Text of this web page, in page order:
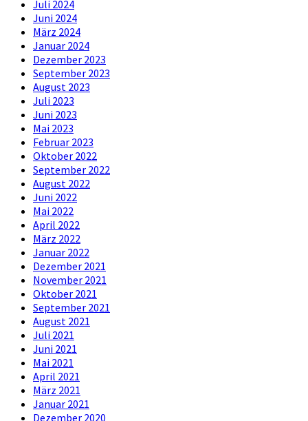
Juli 2024
Juni 2024
März 2024
Januar 2024
Dezember 2023
September 2023
August 2023
Juli 2023
Juni 2023
Mai 2023
Februar 2023
Oktober 2022
September 2022
August 2022
Juni 2022
Mai 2022
April 2022
März 2022
Januar 2022
Dezember 2021
November 2021
Oktober 2021
September 2021
August 2021
Juli 2021
Juni 2021
Mai 2021
April 2021
März 2021
Januar 2021
Dezember 2020